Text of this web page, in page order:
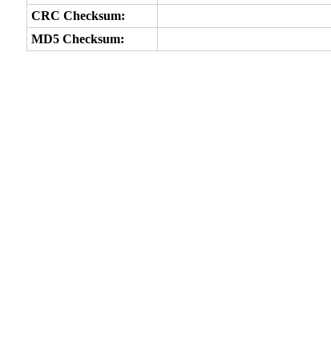
CRC Checksum:
MD5 Checksum: